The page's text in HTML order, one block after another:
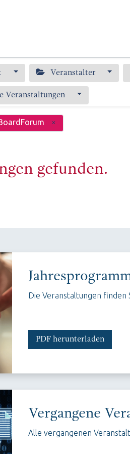
Veranstalter
Veranstaltungen
×
gefunden.
Die Veranstaltungen finden
PDF herunterladen
Vergangene
Alle vergangenen